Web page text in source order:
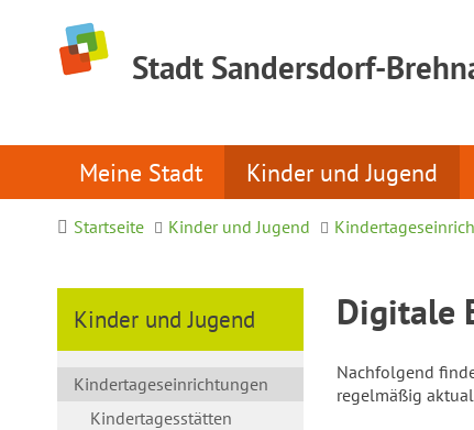
Stadt Sandersdorf-
Meine Stadt Kinder und Jugend
Startseite Kinder und Jugend
Kinder und Jugend
Kindertageseinrichtungen
Kindertagesstätten
Digitale
Nachfolgend
regelmäßig